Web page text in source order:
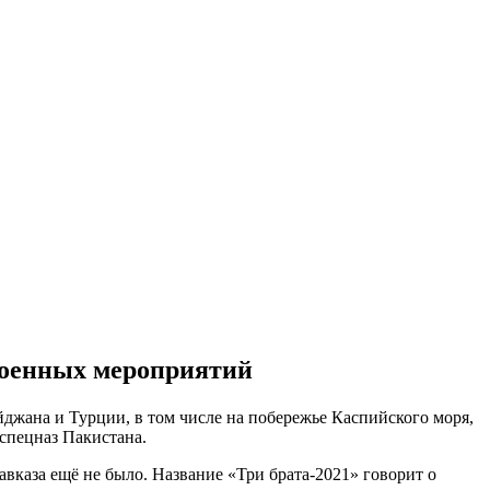
мероприятий
и Турции, в том числе на побережье Каспийского моря,
Пакистана.
ещё не было. Название «Три брата-2021» говорит о